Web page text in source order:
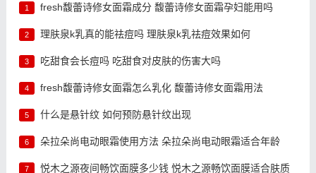
1 fresh馥蕾诗修女面霜成分 馥蕾诗修女面霜孕妇能用吗
2 理肤泉k乳真的能祛痘吗 理肤泉k乳祛痘效果如何
3 吃甜食会长痘吗 吃甜食对皮肤的伤害大吗
4 fresh馥蕾诗修女面霜怎么乳化 馥蕾诗修女面霜用法
5 什么是悬针纹 如何预防悬针纹出现
6 朵拉朵尚电动眼霜使用方法 朵拉朵尚电动眼霜适合年龄
7 悦木之源夜间畅饮面膜多少钱 悦木之源畅饮面膜适合肤质